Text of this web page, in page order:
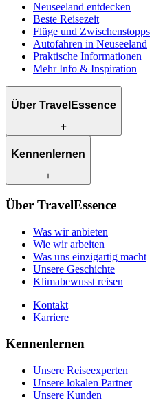
Neuseeland entdecken
Beste Reisezeit
Flüge und Zwischenstopps
Autofahren in Neuseeland
Praktische Informationen
Mehr Info & Inspiration
Über TravelEssence
Was wir anbieten
Was uns einzigartig macht
Klimabewusst reisen
Kontakt
Karriere
Kennenlernen
Unsere Reiseexperten
Unsere Kunden
Über TravelEssence
Was wir anbieten
Wie wir arbeiten
Was uns einzigartig macht
Unsere Geschichte
Klimabewusst reisen
Kontakt
Karriere
Kennenlernen
Unsere Reiseexperten
Unsere lokalen Partner
Unsere Kunden